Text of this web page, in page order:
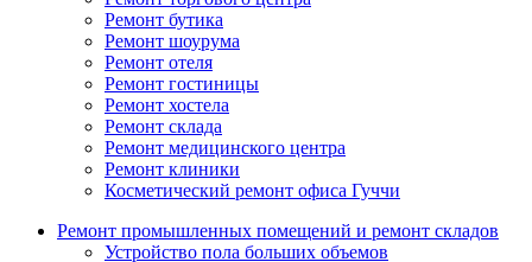
Ремонт бутика
Ремонт шоурума
Ремонт отеля
Ремонт гостиницы
Ремонт хостела
Ремонт склада
Ремонт медицинского центра
Ремонт клиники
Косметический ремонт офиса Гуччи
Ремонт промышленных помещений и ремонт складов
Устройство пола больших объемов